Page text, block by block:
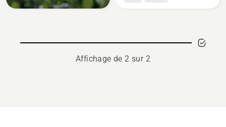
&
taille-
Affichage de 2 sur 2